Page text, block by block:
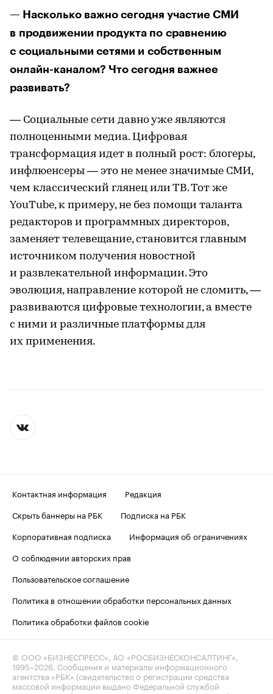
— Насколько важно сегодня участие СМИ
в продвижении продукта по сравнению
с социальными сетями и собственным
онлайн-каналом? Что сегодня важнее
развивать?
— Социальные сети давно уже являются
полноценными медиа. Цифровая
трансформация идет в полный рост: блогеры,
инфлюенсеры — это не менее значимые СМИ,
чем классический глянец или ТВ. Тот же
YouTube, к примеру, не без помощи таланта
редакторов и программных директоров,
заменяет телевещание, становится главным
источником получения новостной
и развлекательной информации. Это
эволюция, направление которой не сломить, —
развиваются цифровые технологии, а вместе
с ними и различные платформы для
их применения.
Контактная информация
Редакция
Скрыть баннеры на РБК
Подписка на РБК
Корпоративная подписка
Информация об ограничениях
О соблюдении авторских прав
Пользовательское соглашение
Политика в отношении обработки персональных данных
Политика обработки файлов cookie
© ООО «БИЗНЕСПРЕСС», АО «РОСБИЗНЕСКОНСАЛТИНГ»,
1995–2026 . Сообщения и материалы информационного
агентства «РБК» (свидетельство о регистрации средства
массовой информации выдано Федеральной службой